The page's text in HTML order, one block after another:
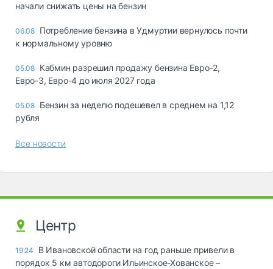
начали снижать цены на бензин
06.08 Потребление бензина в Удмуртии вернулось почти
к нормальному уровню
05.08 Кабмин разрешил продажу бензина Евро-2,
Евро-3, Евро-4 до июля 2027 года
05.08 Бензин за неделю подешевел в среднем на 1,12
рубля
Все новости
Центр
19:24
В Ивановской области на год раньше привели в
порядок 5 км автодороги Ильинское-Хованское –